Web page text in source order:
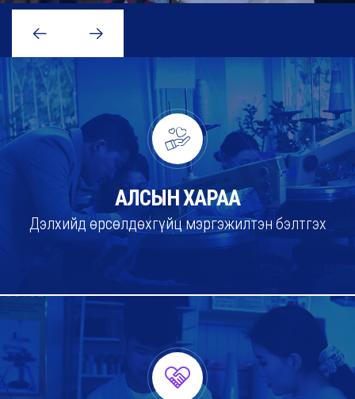
АЛСЫН ХАРАА
Дэлхийд өрсөлдөхгүйц мэргэжилтэн бэлтгэх